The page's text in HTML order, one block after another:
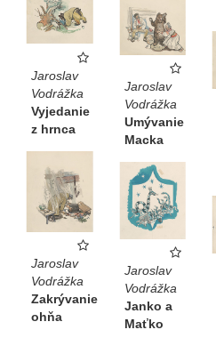
Jaroslav
Vodrážka
Vyjedanie
z hrnca
Jaroslav
Vodrážka
Umývanie
Macka
Jaroslav
Vodrážka
Zakrývanie
ohňa
Jaroslav
Vodrážka
Janko a
Maťko